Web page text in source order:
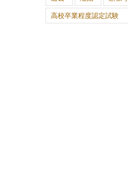
高校卒業程度認定試験